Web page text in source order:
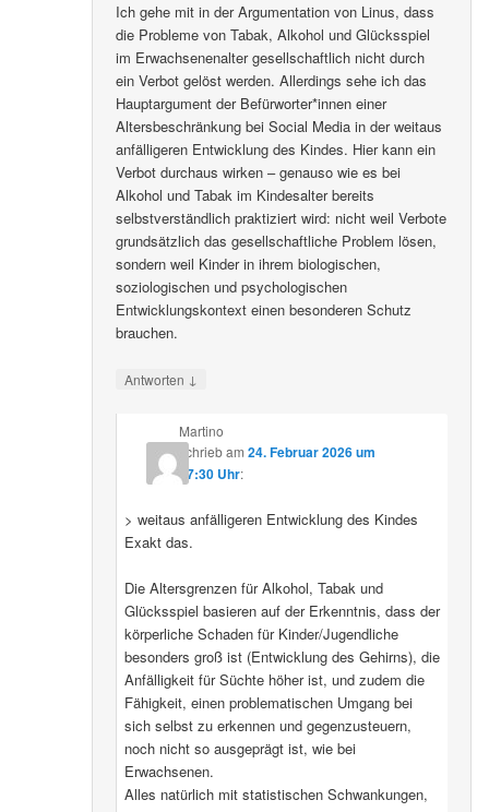
Ich gehe mit in der Argumentation von Linus, dass
die Probleme von Tabak, Alkohol und Glücksspiel
im Erwachsenenalter gesellschaftlich nicht durch
ein Verbot gelöst werden. Allerdings sehe ich das
Hauptargument der Befürworter*innen einer
Altersbeschränkung bei Social Media in der weitaus
anfälligeren Entwicklung des Kindes. Hier kann ein
Verbot durchaus wirken – genauso wie es bei
Alkohol und Tabak im Kindesalter bereits
selbstverständlich praktiziert wird: nicht weil Verbote
grundsätzlich das gesellschaftliche Problem lösen,
sondern weil Kinder in ihrem biologischen,
soziologischen und psychologischen
Entwicklungskontext einen besonderen Schutz
brauchen.
Antworten ↓
Martino
schriebam 24. Februar 2026 um
07:30 Uhr:
> weitaus anfälligeren Entwicklung des Kindes
Exakt das.
Die Altersgrenzen für Alkohol, Tabak und
Glücksspiel basieren auf der Erkenntnis, dass der
körperliche Schaden für Kinder/Jugendliche
besonders groß ist (Entwicklung des Gehirns), die
Anfälligkeit für Süchte höher ist, und zudem die
Fähigkeit, einen problematischen Umgang bei
sich selbst zu erkennen und gegenzusteuern,
noch nicht so ausgeprägt ist, wie bei
Erwachsenen.
Alles natürlich mit statistischen Schwankungen,